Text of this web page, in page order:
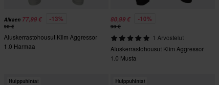
Alkaen 77,99 € -13%
90 €
Aluskerrastohousut Klim Aggressor
1.0 Harmaa
80,99 € -10%
90 €
1 Arvostelut
Aluskerrastohousut Klim Aggressor
1.0 Musta
Huippuhinta! Huippuhinta!